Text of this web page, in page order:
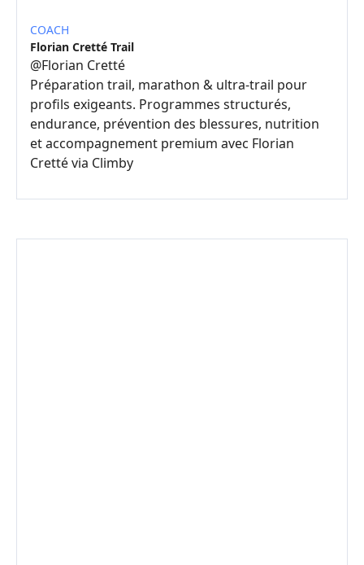
COACH
Florian Cretté Trail
@Florian Cretté
Préparation trail, marathon & ultra-trail pour
profils exigeants. Programmes structurés,
endurance, prévention des blessures, nutrition
et accompagnement premium avec Florian
Cretté via Climby